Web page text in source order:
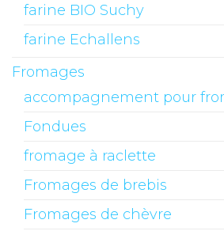
farine BIO Suchy
farine Echallens
Fromages
accompagnement pour
Fondues
fromage à raclette
Fromages de brebis
Fromages de chèvre